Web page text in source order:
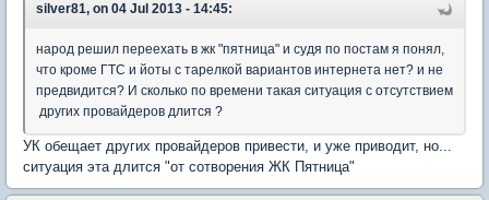
silver81, on 04 Jul 2013 - 14:45:
народ решил переехать в жк "пятница" и судя по постам я понял,
что кроме ГТС и йоты с тарелкой вариантов интернета нет? и не
предвидится? И сколько по времени такая ситуация с отсутствием
других провайдеров длится ?
УК обещает других провайдеров привести, и уже приводит, но...
ситуация эта длится "от сотворения ЖК Пятница"